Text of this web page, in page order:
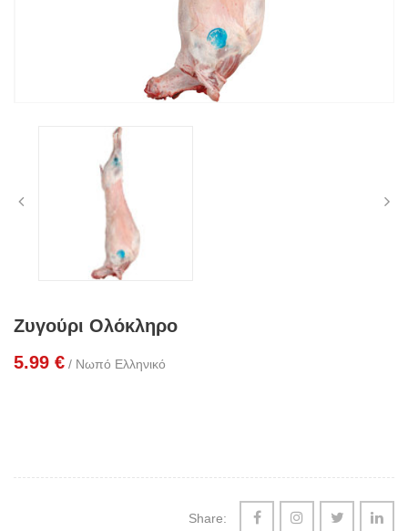
Ζυγούρι Ολόκληρο
5.99 € / Νωπό Ελληνικό
Share: